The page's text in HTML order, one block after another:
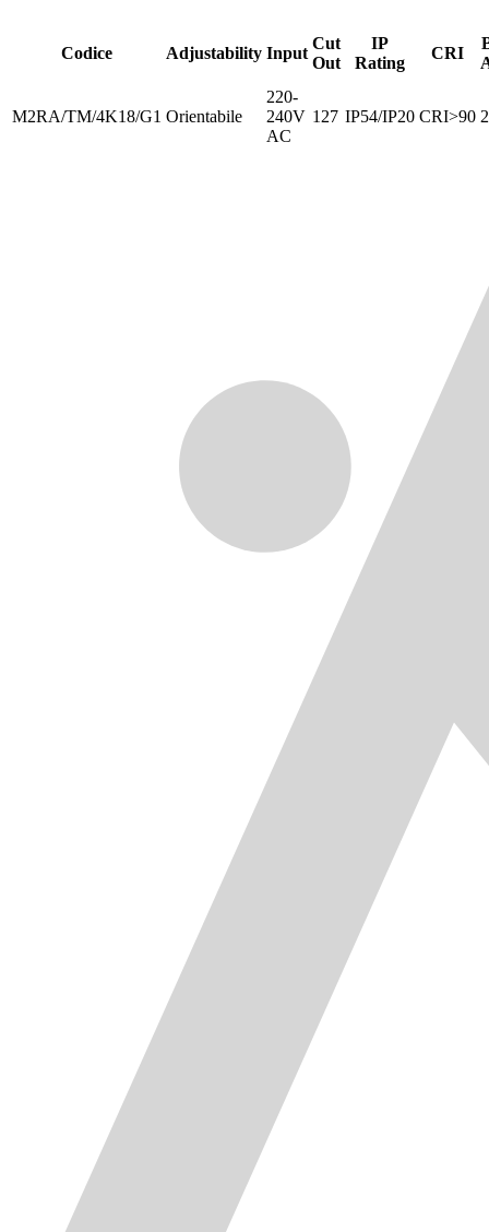
Codice Adjustability Input
Cut
Out
IP
Rating
CRI
M2RA/TM/4K18/G1 Orientabile
220-
240V
AC
127 IP54/IP20 CRI>90